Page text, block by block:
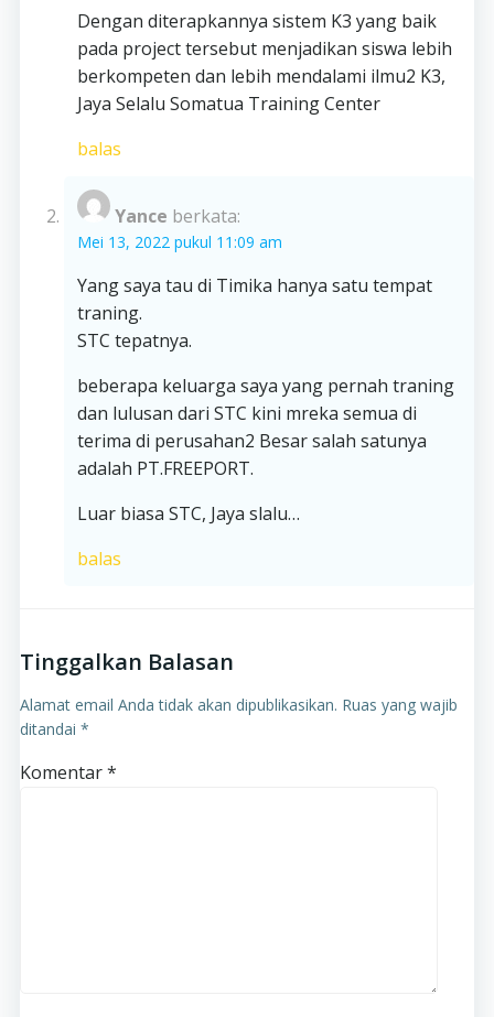
Dengan diterapkannya sistem K3 yang baik
pada project tersebut menjadikan siswa lebih
berkompeten dan lebih mendalami ilmu2 K3,
Jaya Selalu Somatua Training Center
balas
Yance berkata:
Mei 13, 2022 pukul 11:09 am
Yang saya tau di Timika hanya satu tempat
traning.
STC tepatnya.
beberapa keluarga saya yang pernah traning
dan lulusan dari STC kini mreka semua di
terima di perusahan2 Besar salah satunya
adalah PT.FREEPORT.
Luar biasa STC, Jaya slalu…
balas
Tinggalkan Balasan
Alamat email Anda tidak akan dipublikasikan. Ruas yang wajib
ditandai *
Komentar*